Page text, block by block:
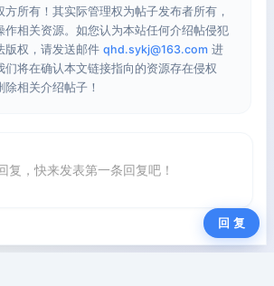
方所有！其实际管理权为帖子发布者所有，
作相关资源。如您认为本站任何介绍帖侵犯
版权，请发送邮件 qhd.sykj@163.com 进
们将在确认本文链接指向的资源存在侵权
除相关介绍帖子！
复，快来发表第一条回复吧！
回 复